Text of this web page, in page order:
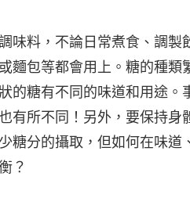
味料，不論日常煮食、調製
麵包等都會用上。糖的種類
的糖有不同的味道和用途。
有所不同！另外，要保持身
糖分的攝取，但如何在味道
？